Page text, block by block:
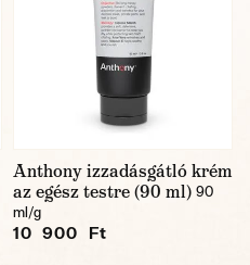
Anthony izzadásgátló krém
az egész testre (90 ml) 90
ml/g
10 900 Ft